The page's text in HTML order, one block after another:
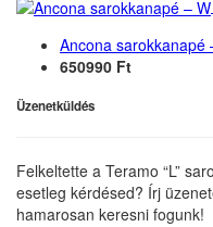
Ancona sarokkanapé
650990 Ft
Üzenetküldés
Felkeltette a Teramo “L”
esetleg kérdésed? Írj
hamarosan keresni fogunk!